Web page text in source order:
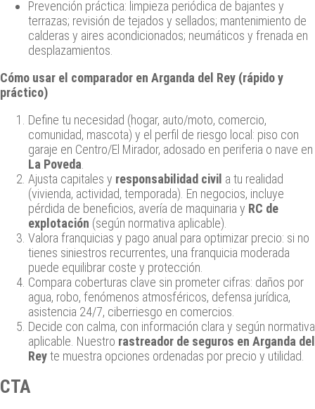
Prevención práctica: limpieza periódica de bajantes y
terrazas; revisión de tejados y sellados; mantenimiento de
calderas y aires acondicionados; neumáticos y frenada en
desplazamientos.
Cómo usar el comparador en Arganda del Rey (rápido y
práctico)
Define tu necesidad (hogar, auto/moto, comercio,
comunidad, mascota) y el perfil de riesgo local: piso con
garaje en Centro/El Mirador, adosado en periferia o nave en
La Poveda
Ajusta capitales y responsabilidad civil a tu realidad
(vivienda, actividad, temporada). En negocios, incluye
pérdida de beneficios, avería de maquinaria y RC de
explotación (según normativa aplicable).
Valora franquicias y pago anual para optimizar precio: si no
tienes siniestros recurrentes, una franquicia moderada
puede equilibrar coste y protección.
Compara coberturas clave sin prometer cifras: daños por
agua, robo, fenómenos atmosféricos, defensa jurídica,
asistencia 24/7, ciberriesgo en comercios.
Decide con calma, con información clara y según normativa
aplicable. Nuestro rastreador de seguros en Arganda del
Reyte muestra opciones ordenadas por precio y utilidad.
CTA